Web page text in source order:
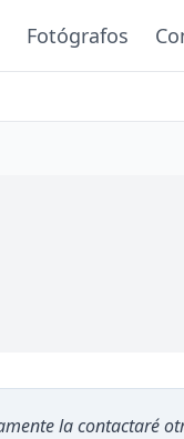
Fotógrafos
la contactaré